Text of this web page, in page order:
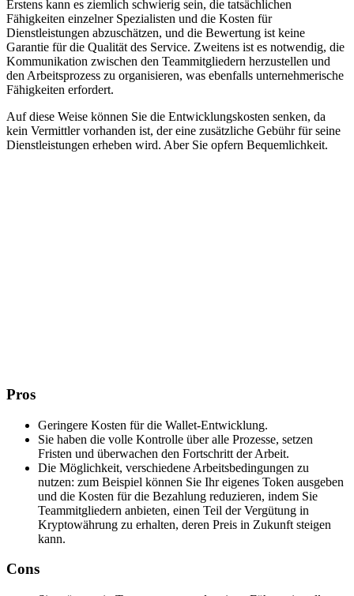
Erstens kann es ziemlich schwierig sein, die tatsächlichen
Fähigkeiten einzelner Spezialisten und die Kosten für
Dienstleistungen abzuschätzen, und die Bewertung ist keine
Garantie für die Qualität des Service. Zweitens ist es notwendig, die
Kommunikation zwischen den Teammitgliedern herzustellen und
den Arbeitsprozess zu organisieren, was ebenfalls unternehmerische
Fähigkeiten erfordert.
Auf diese Weise können Sie die Entwicklungskosten senken, da
kein Vermittler vorhanden ist, der eine zusätzliche Gebühr für seine
Dienstleistungen erheben wird. Aber Sie opfern Bequemlichkeit.
Pros
Geringere Kosten für die Wallet-Entwicklung.
Sie haben die volle Kontrolle über alle Prozesse, setzen
Fristen und überwachen den Fortschritt der Arbeit.
Die Möglichkeit, verschiedene Arbeitsbedingungen zu
nutzen: zum Beispiel können Sie Ihr eigenes Token ausgeben
und die Kosten für die Bezahlung reduzieren, indem Sie
Teammitgliedern anbieten, einen Teil der Vergütung in
Kryptowährung zu erhalten, deren Preis in Zukunft steigen
kann.
Cons